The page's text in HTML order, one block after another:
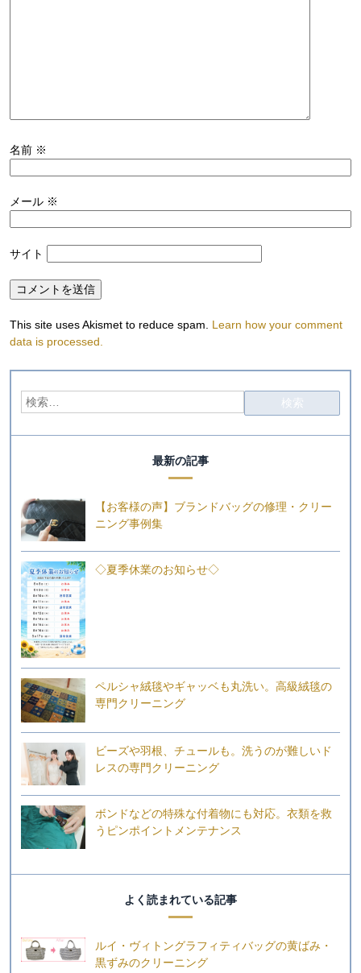
名前 ※
メール ※
サイト
This site uses Akismet to reduce spam. Learn how your comment
data is processed.
最新の記事
【お客様の声】ブランドバッグの修理・クリー
ニング事例集
◇夏季休業のお知らせ◇
ペルシャ絨毯やギャッベも丸洗い。高級絨毯の
専門クリーニング
ビーズや羽根、チュールも。洗うのが難しいド
レスの専門クリーニング
ボンドなどの特殊な付着物にも対応。衣類を救
うピンポイントメンテナンス
よく読まれている記事
ルイ・ヴィトングラフィティバッグの黄ばみ・
黒ずみのクリーニング